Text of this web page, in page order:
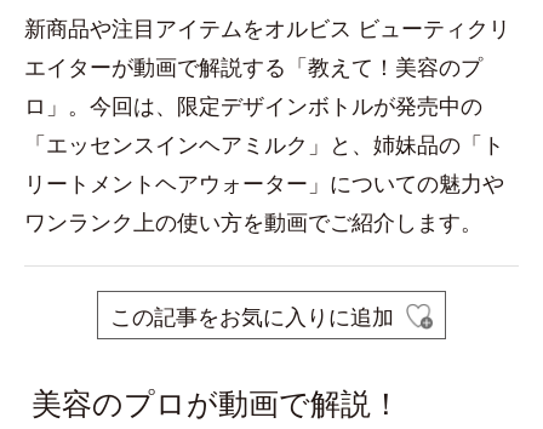
新商品や注目アイテムをオルビス ビューティクリ
エイターが動画で解説する「教えて！美容のプ
ロ」。今回は、限定デザインボトルが発売中の
「エッセンスインヘアミルク」と、姉妹品の「ト
リートメントヘアウォーター」についての魅力や
ワンランク上の使い方を動画でご紹介します。
この記事をお気に入りに追加
美容のプロが動画で解説！